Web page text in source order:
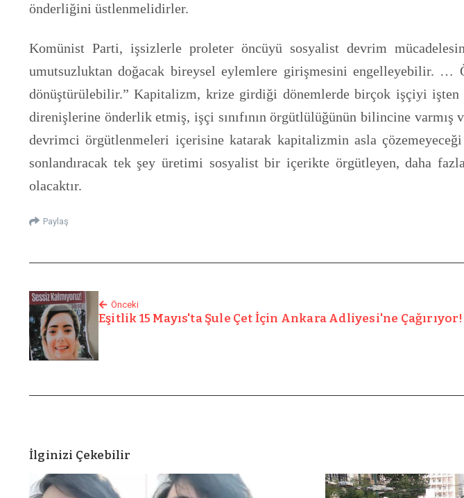
önderliğini üstlenmelidirler.
Komünist Parti, işsizlerle proleter öncüyü sosyalist devrim
umutsuzluktan doğacak bireysel eylemlere girişmesini engelleyebilir.
dönüştürülebilir.” Kapitalizm, krize girdiği dönemlerde birçok işçiyi
direnişlerine önderlik etmiş, işçi sınıfının örgütlülüğünün bilincine varmış
devrimci örgütlenmeleri içerisine katarak kapitalizmin asla
sonlandıracak tek şey üretimi sosyalist bir içerikte örgütleyen, daha
olacaktır.
Paylaş
Önceki
Eşitlik 15 Mayıs'ta Şule Çet İçin Ankara Adliyesi'ne Çağırıyor!
İlginizi Çekebilir